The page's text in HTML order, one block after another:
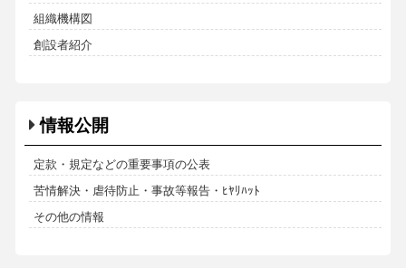
組織機構図
創設者紹介
情報公開
定款・規定などの重要事項の公表
苦情解決・虐待防止・事故等報告・ﾋﾔﾘﾊｯﾄ
その他の情報